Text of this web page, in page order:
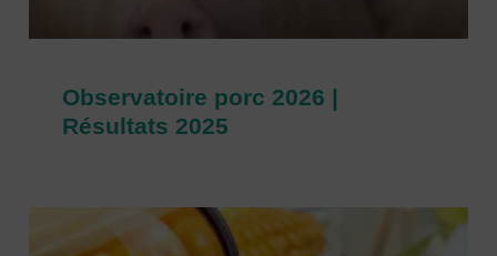
Observatoire porc 2026 |
Résultats 2025